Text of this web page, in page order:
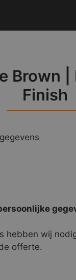
Brown |
Finish
hebben wij
offerte.